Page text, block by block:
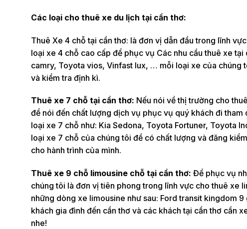
Các loại cho thuê xe du lịch tại cần thơ:
Thuê Xe 4 chỗ tại cần thơ: là đơn vị dẫn đầu trong lĩnh
loại xe 4 chỗ cao cấp để phục vụ Các nhu cầu thuê xe
camry, Toyota vios, Vinfast lux, … mỗi loại xe của chúng
và kiểm tra định kì.
Thuê xe 7 chỗ tại cần thơ: Nếu nói về thị trường cho
để nói đến chất lượng dịch vụ phục vụ quý khách đi
loại xe 7 chỗ như: Kia Sedona, Toyota Fortuner, Toyota
loại xe 7 chỗ của chúng tôi đề có chất lượng và đăng
cho hành trình của mình.
Thuê xe 9 chỗ limousine chỗ tại cần thơ: Để phục vụ
chúng tôi là đơn vị tiên phong trong lĩnh vực cho thuê xe
những dòng xe limousine như sau: Ford transit kingdom
khách gia đình đến cần thơ và các khách tại cần thơ cần
nhe!